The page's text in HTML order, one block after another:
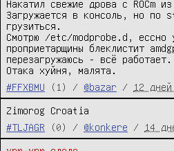
Накатил свежие дрова с ROCm
Загружается в консоль, но по
грузиться.
Смотрю /etc/modprobe.d, ессно
проприетарщины блеклистит
перезагружаюсь - всё работает.
Отака хуйня, малята.
#FFXBMU
(1) / @bazar / 12
Zimorog Croatia
#TLJAGR
(0) / @konkere / 14